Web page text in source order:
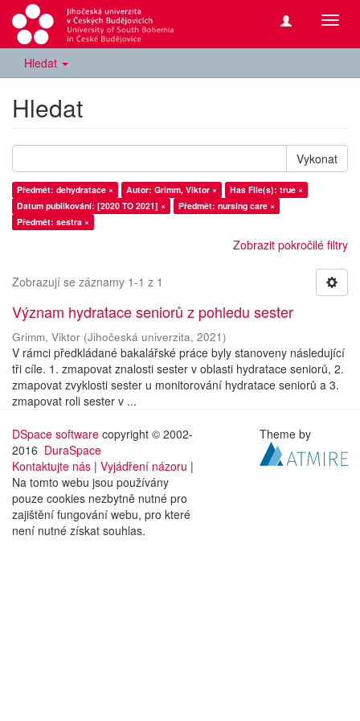
Hledat
Hledat
Vykonat
Předmět: dehydratace × Autor: Grimm, Viktor ×
Has File(s): true ×
Datum publikování: [2020 TO 2021] ×
Předmět: nursing care ×
Předmět: sestra ×
Zobrazit pokročilé filtry
Zobrazují se záznamy 1-1 z 1
Význam hydratace seniorů z pohledu sester
Grimm, Viktor (Jihočeská univerzita, 2021)
V rámci předkládané bakalářské práce byly stanoveny následující
tři cíle. 1. zmapovat znalosti sester v oblasti hydratace seniorů, 2.
zmapovat zvyklosti sester u monitorování hydratace seniorů a 3.
zmapovat roli sester v ...
DSpace software copyright © 2002-
2016 DuraSpace
Kontaktujte nás | Vyjádření názoru |
Na tomto webu jsou používány
pouze cookies nezbytně nutné pro
zajištění fungování webu, pro které
není nutné získat souhlas.
Theme by